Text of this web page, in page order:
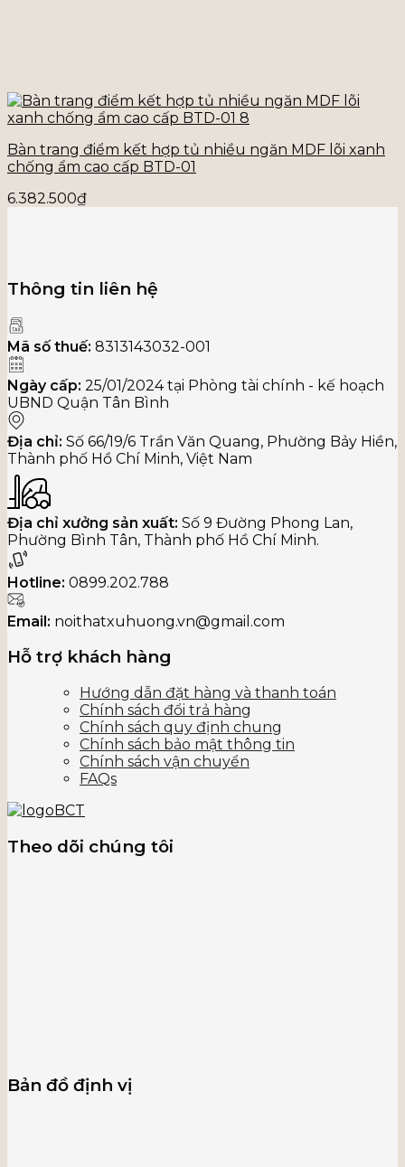
Bàn trang điểm kết hợp tủ nhiều ngăn MDF lõi xanh
chống ẩm cao cấp BTD-01
6.382.500₫
Thông tin liên hệ
Mã số thuế: 8313143032-001
Ngày cấp: 25/01/2024 tại Phòng tài chính - kế hoạch
UBND Quận Tân Bình
Địa chỉ: Số 66/19/6 Trần Văn Quang, Phường Bảy Hiền,
Thành phố Hồ Chí Minh, Việt Nam
Địa chỉ xưởng sản xuất: Số 9 Đường Phong Lan,
Phường Bình Tân, Thành phố Hồ Chí Minh.
Hotline: 0899.202.788
Email: noithatxuhuong.vn@gmail.com
Hỗ trợ khách hàng
Hướng dẫn đặt hàng và thanh toán
Chính sách đổi trả hàng
Chính sách quy định chung
Chính sách bảo mật thông tin
Chính sách vận chuyển
FAQs
Theo dõi chúng tôi
Bản đồ định vị